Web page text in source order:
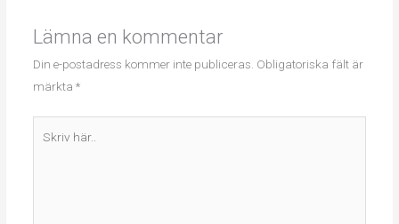
Lämna en kommentar
Din e-postadress kommer inte publiceras. Obligatoriska fält är
märkta *